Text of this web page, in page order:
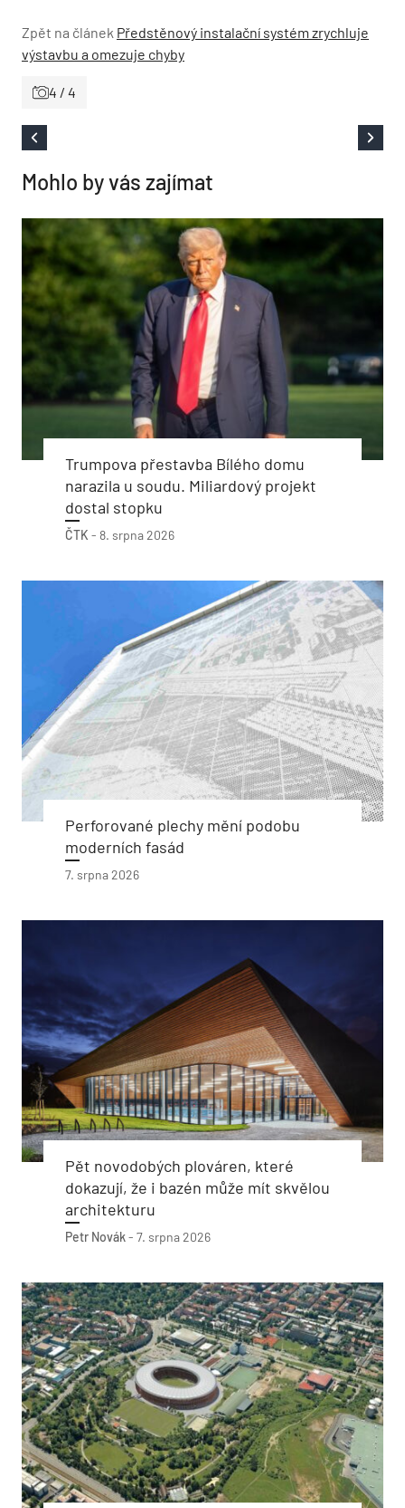
Zpět na článek Předstěnový instalační systém zrychluje
výstavbu a omezuje chyby
4 / 4
Mohlo by vás zajímat
Trumpova přestavba Bílého domu
narazila u soudu. Miliardový projekt
dostal stopku
ČTK - 8. srpna 2026
Perforované plechy mění podobu
moderních fasád
7. srpna 2026
Pět novodobých plováren, které
dokazují, že i bazén může mít skvělou
architekturu
Petr Novák- 7. srpna 2026